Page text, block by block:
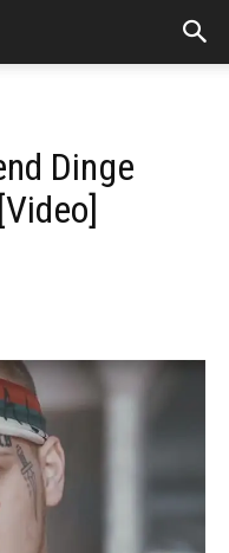
Dinge